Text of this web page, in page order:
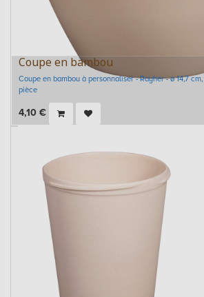
Coupe en bambou
Coupe en bambou à personnaliser - Rayher - ø 14,7
pièce
4,10 €